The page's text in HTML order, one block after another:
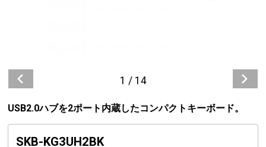
1 / 14
USB2.0ハブを2ポート内蔵したコンパクトキーボード。
SKB-KG3UH2BK